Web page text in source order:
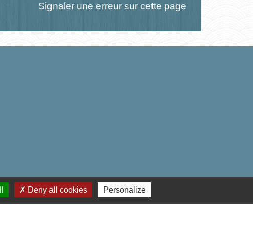
Signaler une erreur sur cette page
Deny all cookies Personalize